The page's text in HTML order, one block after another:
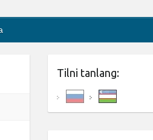
Tilni tanlang: